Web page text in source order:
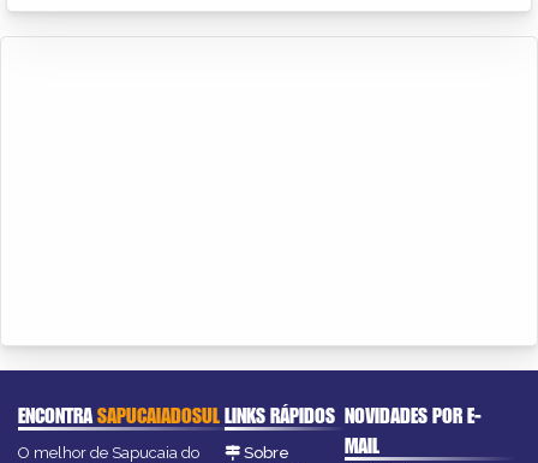
ENCONTRASAPUCAIADOSUL
O melhor de Sapucaia do
LINKS RÁPIDOS
Sobre
NOVIDADES POR E-
MAIL